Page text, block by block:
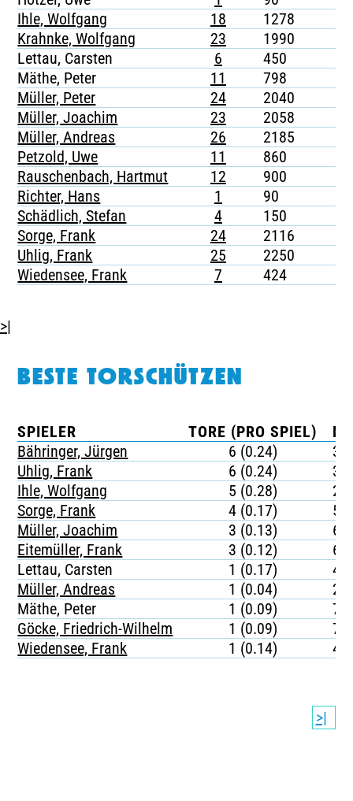
Ihle, Wolfgang
18 1278
Krahnke, Wolfgang
23 1990
Lettau, Carsten
6 450
Mäthe, Peter
11 798
Müller, Peter
24 2040
Müller, Joachim
23 2058
Müller, Andreas
26 2185
Petzold, Uwe
11 860
Rauschenbach, Hartmut
12 900
Richter, Hans
1 90
Schädlich, Stefan
4 150
Sorge, Frank
24 2116
Uhlig, Frank
25 2250
Wiedensee, Frank
7 424
>|
BESTE TORSCHÜTZEN
SPIELER TORE (PRO SPIEL)
Bähringer, Jürgen
6 (0.24)
Uhlig, Frank
6 (0.24)
Ihle, Wolfgang
5 (0.28)
Sorge, Frank
4 (0.17)
Müller, Joachim
3 (0.13)
Eitemüller, Frank
3 (0.12)
Lettau, Carsten
1 (0.17)
Müller, Andreas
1 (0.04)
Mäthe, Peter
1 (0.09)
Göcke, Friedrich-Wilhelm
1 (0.09)
Wiedensee, Frank
1 (0.14)
>|